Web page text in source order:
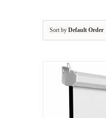
Sort by Default Order